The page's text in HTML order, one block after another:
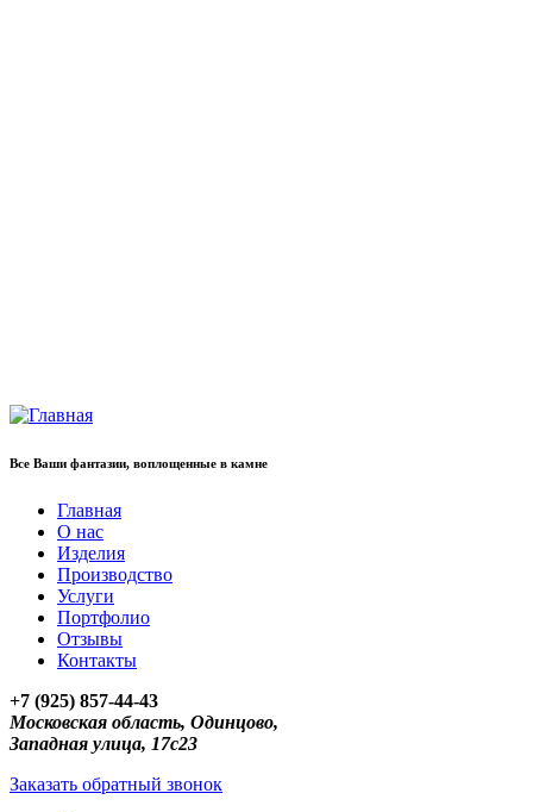
Все Ваши фантазии, воплощенные в камне
Главная
О нас
Изделия
Производство
Услуги
Портфолио
Отзывы
Контакты
+7 (925) 857-44-43
Московская область, Одинцово,
Западная улица, 17с23
Заказать обратный звонок